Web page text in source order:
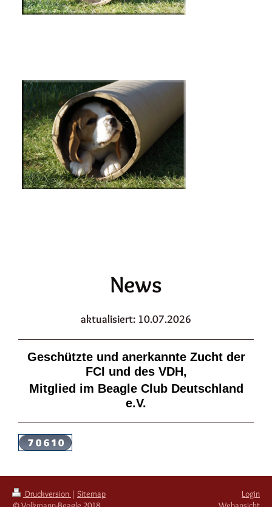
News
aktualisiert: 10.07.2026
Geschützte und anerkannte Zucht der
FCI und des VDH,
Mitglied im Beagle Club Deutschland
e.V.​
Druckversion | Sitemap
Login